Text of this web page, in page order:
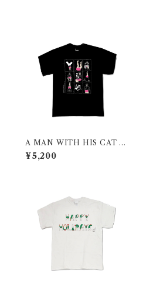
A MAN WITH HIS CAT 20
20/ T-shirt / Black
¥5,200